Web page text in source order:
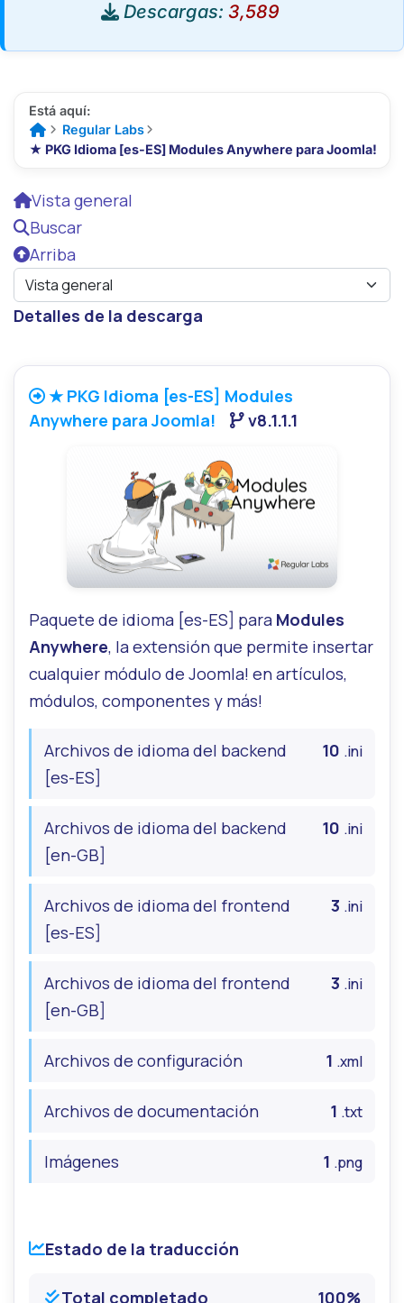
Descargas: 3,589
Está aquí:

Inicio
 Regular Labs 
★ PKG Idioma [es-ES] Modules Anywhere para Joomla!
Vista general
Buscar
Arriba
Detalles de la descarga
★ PKG Idioma [es-ES] Modules
Anywhere para Joomla!
v8.1.1.1
Paquete de idioma [es-ES] para Modules
Anywhere, la extensión que permite insertar
cualquier módulo de Joomla! en artículos,
módulos, componentes y más!
Archivos de idioma del backend
[es-ES]
10 .ini
Archivos de idioma del backend
[en-GB]
10 .ini
Archivos de idioma del frontend
[es-ES]
3 .ini
Archivos de idioma del frontend
[en-GB]
3 .ini
Archivos de configuración 1 .xml
Archivos de documentación 1 .txt
Imágenes 1 .png
Estado de la traducción
Total completado 100%